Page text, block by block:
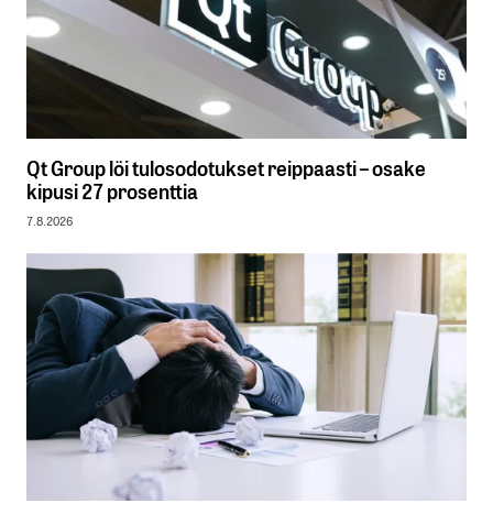
Qt Group löi tulosodotukset reippaasti – osake
kipusi 27 prosenttia
7.8.2026